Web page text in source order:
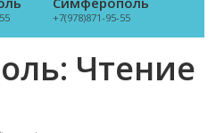
+7(978)871-95-55
Чтение